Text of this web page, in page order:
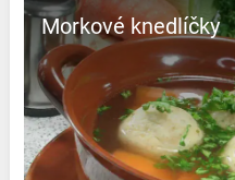
Morkové knedlíčky